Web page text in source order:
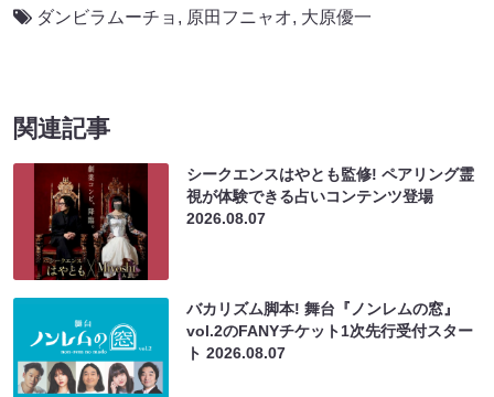
ダンビラムーチョ , 原田フニャオ, 大原優一
関連記事
シークエンスはやとも監修! ペアリング霊
視が体験できる占いコンテンツ登場
2026.08.07
バカリズム脚本! 舞台『ノンレムの窓』
vol.2のFANYチケット1次先行受付スター
ト2026.08.07